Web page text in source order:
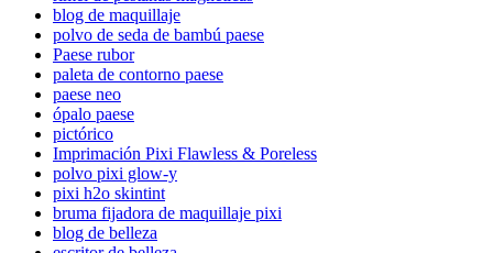
blog de maquillaje
polvo de seda de bambú paese
Paese rubor
paleta de contorno paese
paese neo
ópalo paese
pictórico
Imprimación Pixi Flawless & Poreless
polvo pixi glow-y
pixi h2o skintint
bruma fijadora de maquillaje pixi
blog de belleza